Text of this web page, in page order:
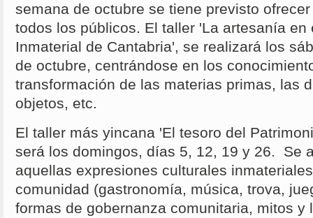
semana de octubre se tiene previsto
todos los públicos. El taller 'La artesanía en
Inmaterial de Cantabria', se realizará los
de octubre, centrándose en los
transformación de las materias primas, las
objetos, etc.
El taller más yincana 'El tesoro del
será los domingos, días 5, 12, 19 y 26. Se
aquellas expresiones culturales
comunidad (gastronomía, música, trova,
formas de gobernanza comunitaria, mitos y